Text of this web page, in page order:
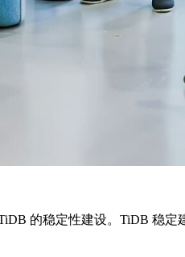
的稳定性建设。TiDB 稳定